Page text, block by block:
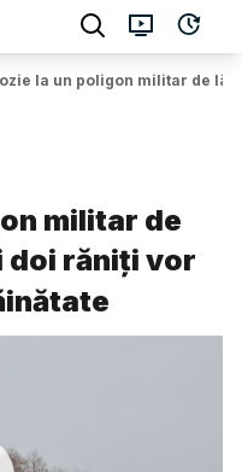
la un poligon militar de
militar de
doi răniți vor